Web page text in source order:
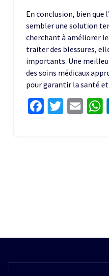
En conclusion, bien que
sembler une solution
cherchant à améliorer
traiter des blessures,
importants. Une
des soins médicaux
pour garantir la santé
Facebook